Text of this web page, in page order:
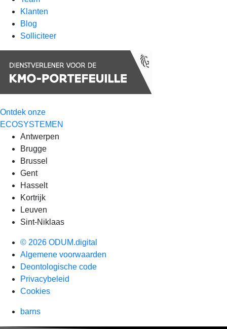
Klanten
Blog
Solliciteer
Ontdek onze
ECOSYSTEMEN
Antwerpen
Brugge
Brussel
Gent
Hasselt
Kortrijk
Leuven
Sint-Niklaas
© 2026 ODUM.digital
Algemene voorwaarden
Deontologische code
Privacybeleid
Cookies
barns